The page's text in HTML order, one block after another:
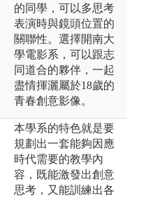
的同學，可以多思考
表演時與鏡頭位置的
關聯性。選擇開南大
學電影系，可以跟志
同道合的夥伴，一起
盡情揮灑屬於18歲的
青春創意影像。
本學系的特色就是要
規劃出一套能夠因應
時代需要的教學內
容，既能激發出創意
思考，又能訓練出各